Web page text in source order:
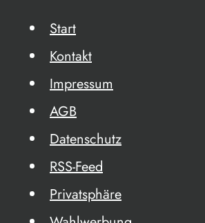
Start
Kontakt
Impressum
AGB
Datenschutz
RSS-Feed
Privatsphäre